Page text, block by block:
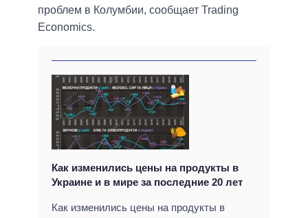
проблем в Колумбии, сообщает Trading
Economics.
Как изменились цены на продукты в
Украине и в мире за последние 20 лет
Как изменились цены на продукты в